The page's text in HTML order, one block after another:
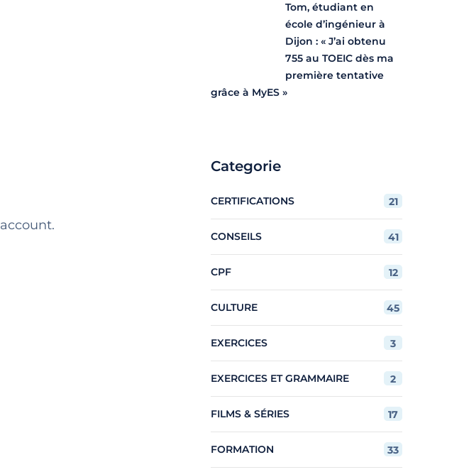
Tom, étudiant en
école d’ingénieur à
Dijon : « J’ai obtenu
755 au TOEIC dès ma
première tentative
grâce à MyES »
Categorie
CERTIFICATIONS 21
CONSEILS 41
CPF 12
CULTURE 45
EXERCICES 3
EXERCICES ET GRAMMAIRE 2
FILMS & SÉRIES 17
FORMATION 33